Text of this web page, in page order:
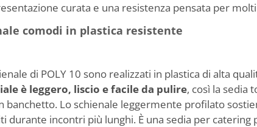
curata e una resistenza pensata per
comodi in plastica resistente
di POLY 10 sono realizzati in plastica di alta
è leggero, liscio e facile da pulire, così la sedia
banchetto. Lo schienale leggermente profilato
durante incontri più lunghi. È una sedia per